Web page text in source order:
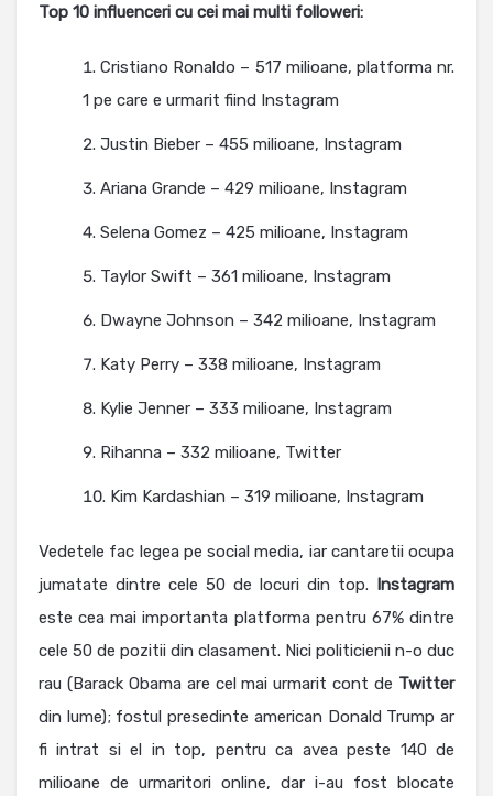
Top 10 influenceri cu cei mai multi followeri:
Cristiano Ronaldo – 517 milioane, platforma nr.
1 pe care e urmarit fiind Instagram
Justin Bieber – 455 milioane, Instagram
Ariana Grande – 429 milioane, Instagram
Selena Gomez – 425 milioane, Instagram
Taylor Swift – 361 milioane, Instagram
Dwayne Johnson – 342 milioane, Instagram
Katy Perry – 338 milioane, Instagram
Kylie Jenner – 333 milioane, Instagram
Rihanna – 332 milioane, Twitter
Kim Kardashian – 319 milioane, Instagram
Vedetele fac legea pe social media, iar cantaretii ocupa
jumatate dintre cele 50 de locuri din top. Instagram
este cea mai importanta platforma pentru 67% dintre
cele 50 de pozitii din clasament. Nici politicienii n-o duc
rau (Barack Obama are cel mai urmarit cont de Twitter
din lume); fostul presedinte american Donald Trump ar
fi intrat si el in top, pentru ca avea peste 140 de
milioane de urmaritori online, dar i-au fost blocate